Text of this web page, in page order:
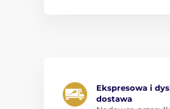
Ekspresowa i
dostawa